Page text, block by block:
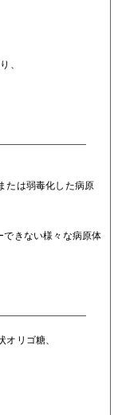
、
たは弱毒化した病原
きない様々な病原体
リゴ糖、